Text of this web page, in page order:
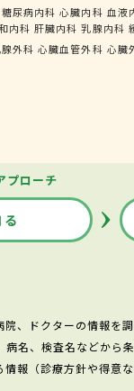
糖尿病内科 心臓内科 血液
内科 肝臓内科 乳腺内科
外科 心臓血管外科 心臓
プローチ
、ドクターの情報を
、検査名などから
報（診療方針や得意